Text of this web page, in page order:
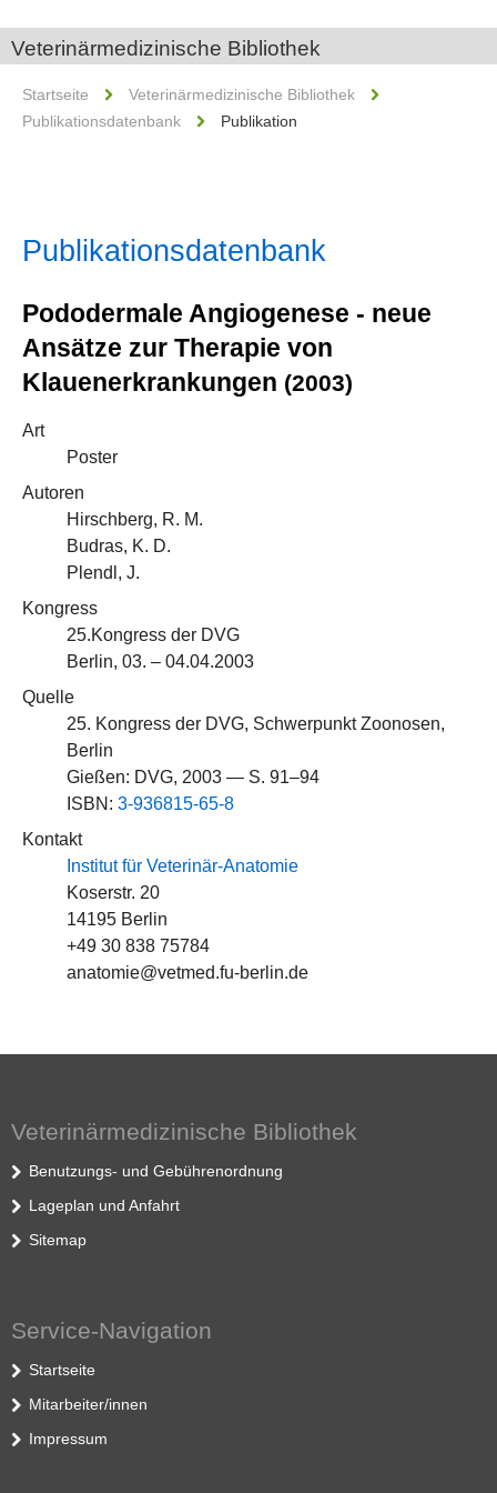
Veterinärmedizinische Bibliothek
Startseite
Veterinärmedizinische Bibliothek
Publikationsdatenbank
Publikation
Publikationsdatenbank
Pododermale Angiogenese - neue
Ansätze zur Therapie von
Klauenerkrankungen (2003)
Art
Poster
Autoren
Hirschberg, R. M.
Budras, K. D.
Plendl, J.
Kongress
25.Kongress der DVG
Berlin, 03. – 04.04.2003
Quelle
25. Kongress der DVG, Schwerpunkt Zoonosen,
Berlin
Gießen: DVG, 2003 — S. 91–94
ISBN: 3-936815-65-8
Kontakt
Institut für Veterinär-Anatomie
Koserstr. 20
14195 Berlin
+49 30 838 75784
anatomie@vetmed.fu-berlin.de
Veterinärmedizinische Bibliothek
Benutzungs- und Gebührenordnung
Lageplan und Anfahrt
Sitemap
Service-Navigation
Startseite
Mitarbeiter/innen
Impressum